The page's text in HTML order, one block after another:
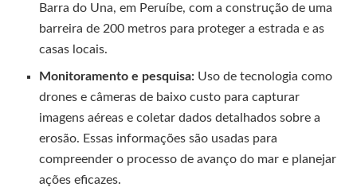
Barra do Una, em Peruíbe, com a construção de uma
barreira de 200 metros para proteger a estrada e as
casas locais.
Monitoramento e pesquisa: Uso de tecnologia como
drones e câmeras de baixo custo para capturar
imagens aéreas e coletar dados detalhados sobre a
erosão. Essas informações são usadas para
compreender o processo de avanço do mar e planejar
ações eficazes.